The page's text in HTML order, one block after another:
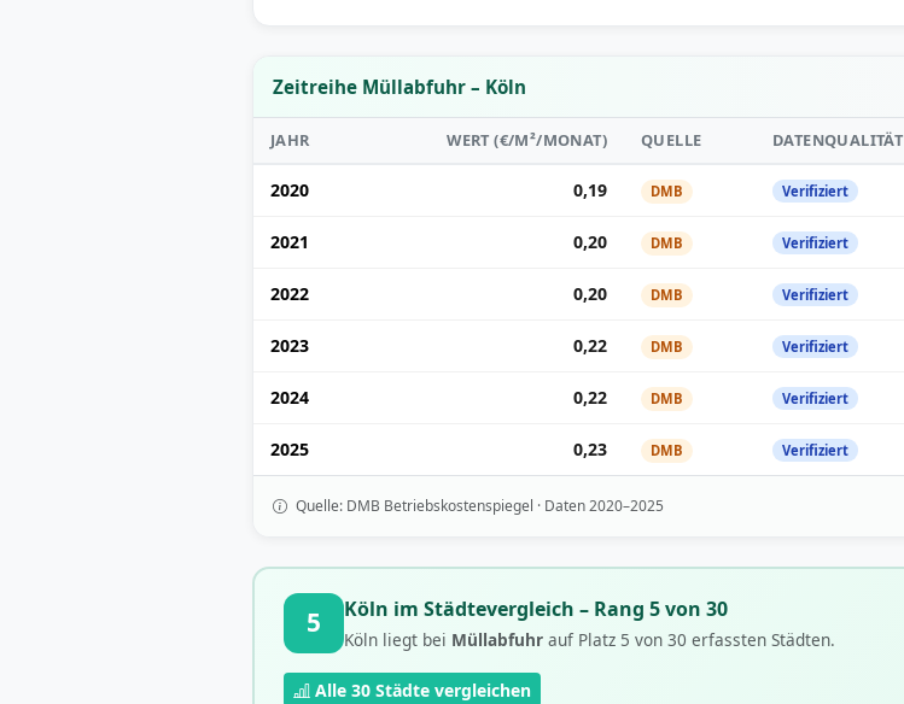
Zeitreihe Müllabfuhr – Köln
JAHR WERT (€/M²/MONAT) QUELLE DATENQUALITÄT
2020 0,19 DMB Verifiziert
2021 0,20 DMB Verifiziert
2022 0,20 DMB Verifiziert
2023 0,22 DMB Verifiziert
2024 0,22 DMB Verifiziert
2025 0,23 DMB Verifiziert
Quelle: DMB Betriebskostenspiegel · Daten 2020–2025
5 Köln im Städtevergleich – Rang 5 von 30
Köln liegt bei Müllabfuhrauf Platz 5 von 30 erfassten Städten.
Alle 30 Städte vergleichen